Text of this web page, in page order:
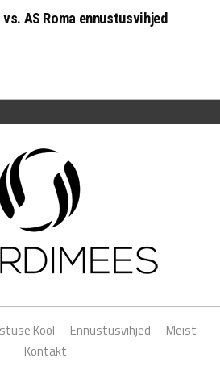
AS Roma ennustusvihjed
Kool Ennustusvihjed
Meist
Kontakt